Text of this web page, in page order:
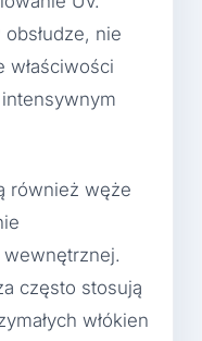
nie
właściwości
również węże
często stosują
włókien